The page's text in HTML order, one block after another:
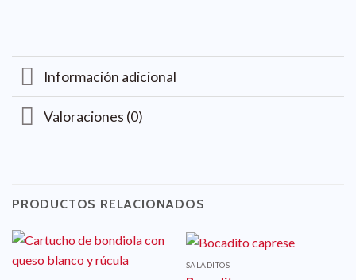
Información adicional
Valoraciones (0)
PRODUCTOS RELACIONADOS
SALADITOS